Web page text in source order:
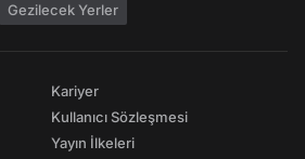
Gezilecek Yerler
Kariyer
Kullanıcı Sözleşmesi
Yayın İlkeleri